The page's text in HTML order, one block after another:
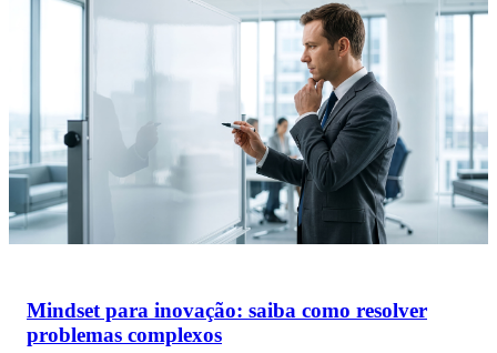
Mindset para inovação: saiba como resolver
problemas complexos